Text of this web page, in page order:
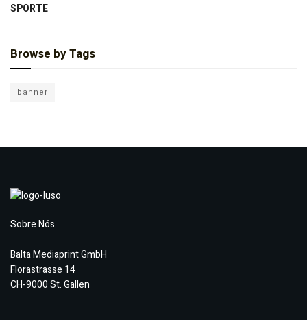
SPORTE
Browse by Tags
banner
Sobre Nós
Balta Mediaprint GmbH
Florastrasse 14
CH-9000 St. Gallen